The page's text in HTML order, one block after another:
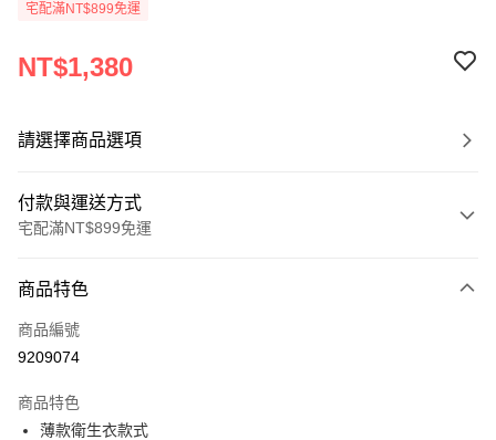
宅配滿NT$899免運
NT$1,380
請選擇商品選項
付款與運送方式
宅配滿NT$899免運
信用卡一次付款
LINE Pay
悠遊付
商品特色
商品編號
9209074
商品特色
薄款衛生衣款式